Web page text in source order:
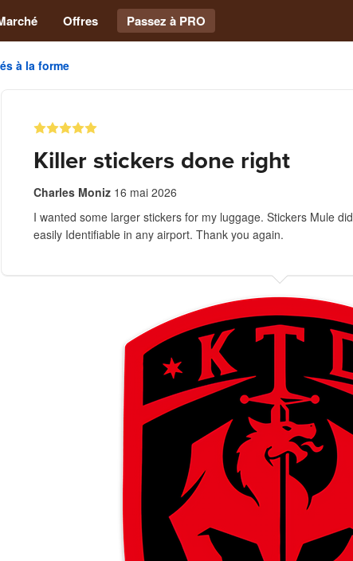
Offres Passez à PRO
à la forme
Killer stickers done right
Charles Moniz 16 mai 2026
I wanted some larger stickers for my luggage. Stickers Mule
easily Identifiable in any airport. Thank you again.